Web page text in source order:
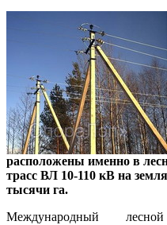
расположены именно в
трасс ВЛ 10-110 кВ на
тысячи га.
Международный